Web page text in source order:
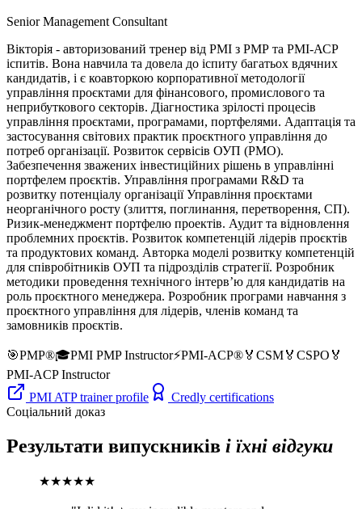
Senior Management Consultant
Вікторія - авторизований тренер від РМІ з РМР та РМІ-АСР
іспитів. Вона навчила та довела до іспиту багатьох вдячних
кандидатів, і є коавторкою корпоративної методології
управління проєктами для фінансового, промислового та
неприбуткового секторів. Діагностика зрілості процесів
управління проєктами, програмами, портфелями. Адаптація та
застосування світових практик проєктного управління до
потреб організації. Розвиток сервісів ОУП (РМО).
Забезпечення зважених інвестиційних рішень в управлінні
портфелем проєктів. Управління програмами R&D та
розвитку потенціалу організації Управління проєктами
неорганічного росту (злиття, поглинання, перетворення, СП).
Ризик-менеджмент портфелю проектів. Аудит та відновлення
проблемних проєктів. Розвиток компетенцій лідерів проєктів
та продуктових команд. Авторка моделі розвитку компетенцій
для співробітників ОУП та підрозділів стратегії. Розробник
методики проведення технічного інтерв’ю для кандидатів на
роль проєктного менеджера. Розробник програми навчання з
проєктного управління для лідерів, членів команд та
замовників проєктів.
🎯PMP®🎓PMI PMP Instructor⚡PMI-ACP®🏅 CSM🏅 CSPO 🏅
PMI-ACP Instructor
PMI ATP trainer profile
Credly certifications
Соціальний доказ
Результати випускників і їхні відгуки
★★★★★